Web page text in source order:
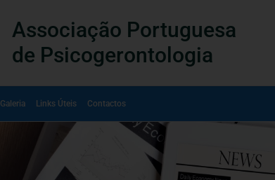
Associação Portuguesa
de Psicogerontologia
Galeria Links Úteis Contactos